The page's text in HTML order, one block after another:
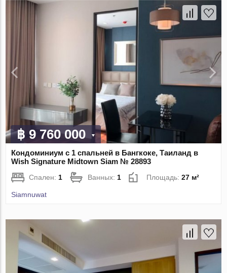
฿ 9 760 000
Кондоминиум с 1 спальней в Бангкоке, Таиланд в
Wish Signature Midtown Siam № 28893
Спален:1 Ванных:1 Площадь:27 м²
Siamnuwat